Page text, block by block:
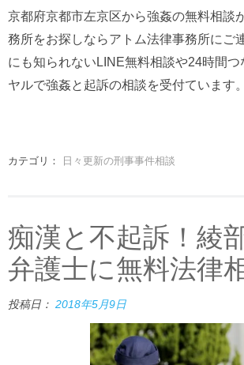
京都府京都市左京区から強姦の無料相談
務所をお探しならアトム法律事務所にご
にも知られないLINE無料相談や24時間つ
ヤルで強姦と起訴の相談を受付ています。
カテゴリ： 日々更新の刑事事件相談
痴漢と不起訴！綾
弁護士に無料法律
投稿日： 2018年5月9日